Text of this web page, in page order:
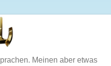
Meinen aber etwas